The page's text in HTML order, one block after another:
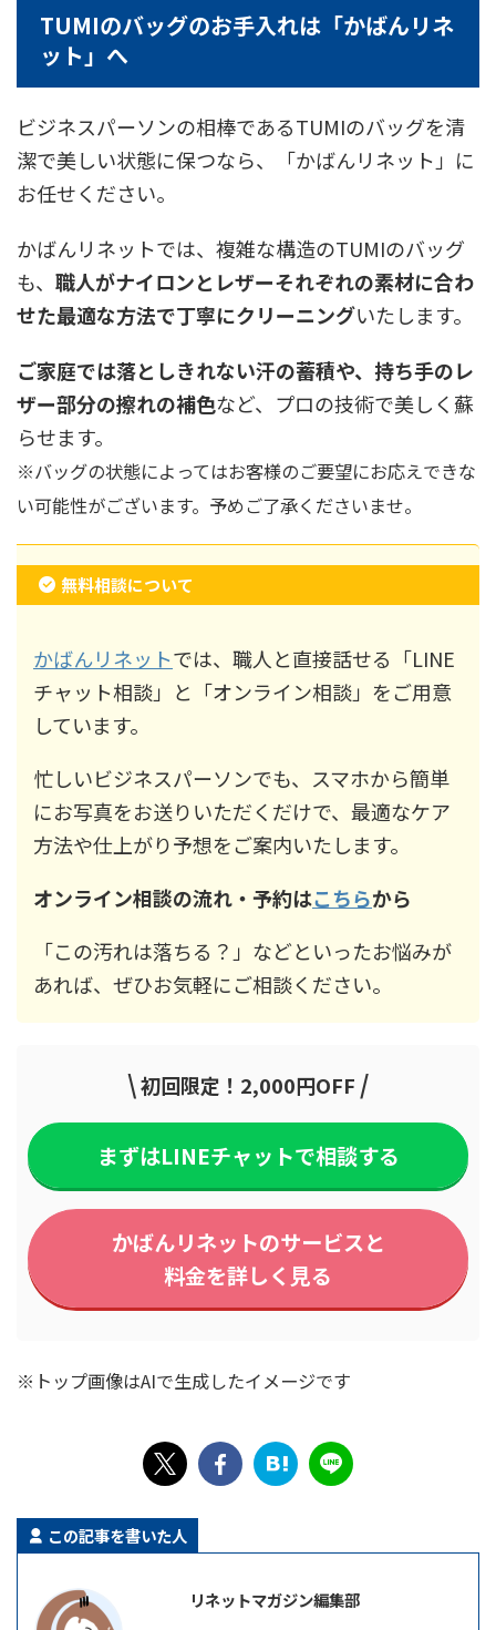
TUMIのバッグのお手入れは「かばんリネ
ット」へ
ビジネスパーソンの相棒であるTUMIのバッグを清
潔で美しい状態に保つなら、「かばんリネット」に
お任せください。
かばんリネットでは、複雑な構造のTUMIのバッグ
も、 職人がナイロンとレザーそれぞれの素材に合わ
せた最適な方法で丁寧にクリーニングいたします。
ご家庭では落としきれない汗の蓄積や、持ち手のレ
ザー部分の擦れの補色など、プロの技術で美しく蘇
らせます。
※バッグの状態によってはお客様のご要望にお応えできな
い可能性がございます。予めご了承くださいませ。
無料相談について
かばんリネットでは、職人と直接話せる「LINE
チャット相談」と「オンライン相談」をご用意
しています。
忙しいビジネスパーソンでも、スマホから簡単
にお写真をお送りいただくだけで、最適なケア
方法や仕上がり予想をご案内いたします。
オンライン相談の流れ・予約はこちらから
「この汚れは落ちる？」などといったお悩みが
あれば、ぜひお気軽にご相談ください。
\初回限定！2,000円OFF /
まずはLINEチャットで相談する
かばんリネットのサービスと
料金を詳しく見る
※トップ画像はAIで生成したイメージです
この記事を書いた人
リネットマガジン編集部